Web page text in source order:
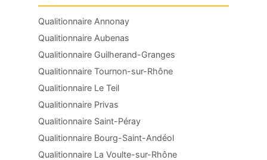
Qualitionnaire Annonay
Qualitionnaire Aubenas
Qualitionnaire Guilherand-Granges
Qualitionnaire Tournon-sur-Rhône
Qualitionnaire Le Teil
Qualitionnaire Privas
Qualitionnaire Saint-Péray
Qualitionnaire Bourg-Saint-Andéol
Qualitionnaire La Voulte-sur-Rhône